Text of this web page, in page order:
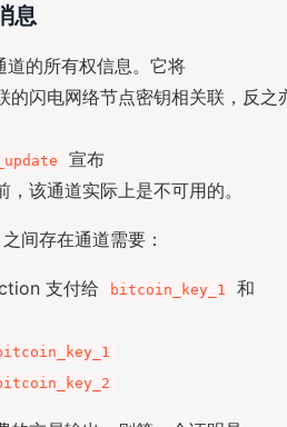
息
道的所有权信息。它将
的闪电网络节点密钥相关联，反之
宣布
该通道实际上是不可用的。
之间存在通道需要：
支付给 bitcoin_key_1 和